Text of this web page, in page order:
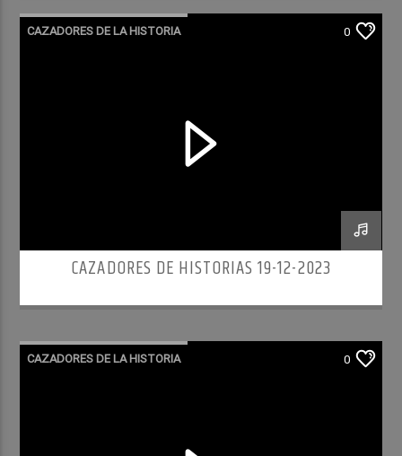
CAZADORES DE LA HISTORIA 0
CAZADORES DE HISTORIAS 19-12-2023
CAZADORES DE LA HISTORIA 0